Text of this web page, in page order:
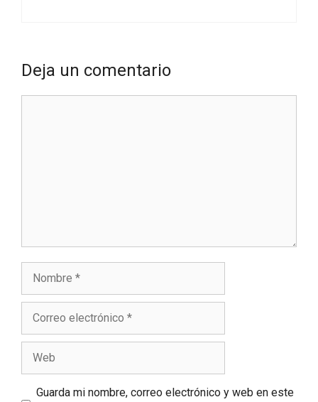
Deja un comentario
Nombre
Correo
electrónico
Web
Guarda mi nombre, correo electrónico y web en este